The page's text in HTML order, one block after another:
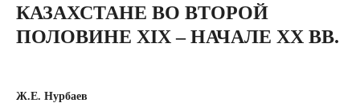
КАЗАХСТАНЕ ВО ВТОРОЙ
ПОЛОВИНЕ XIX – НАЧАЛЕ XX ВВ.
Ж.Е. Нурбаев